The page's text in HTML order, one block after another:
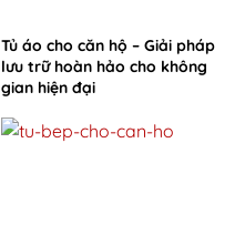
Tủ áo cho căn hộ – Giải pháp
lưu trữ hoàn hảo cho không
gian hiện đại